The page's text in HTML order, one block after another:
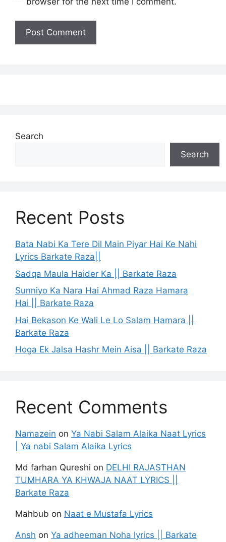
Search
Search
Recent Posts
Bata Nabi Ka Tere Dil Main Piyar Hai Ke Nahi
Lyrics Barkate Raza||
Sadqa Maula Haider Ka || Barkate Raza
Sunniyo Ka Nara Hai Ahmad Raza Hamara
Hai || Barkate Raza
Hai Bekason Ke Wali Le Lo Salam Hamara ||
Barkate Raza
Hoga Ek Jalsa Hashr Mein Aisa || Barkate Raza
Recent Comments
Namazein on Ya Nabi Salam Alaika Naat Lyrics
| Ya nabi Salam Alaika Lyrics
Md farhan Qureshi on DELHI RAJASTHAN
TUMHARA YA KHWAJA NAAT LYRICS ||
Barkate Raza
Mahbub on Naat e Mustafa Lyrics
Ansh on Ya adheeman Noha lyrics || Barkate